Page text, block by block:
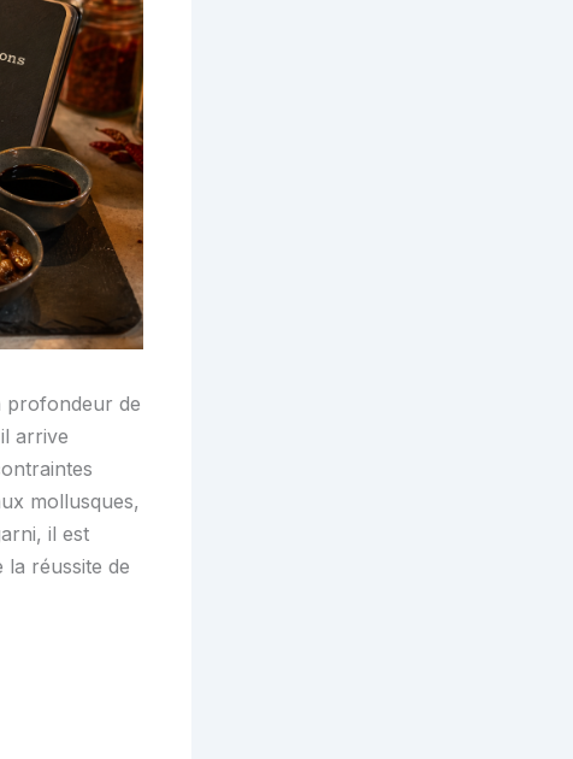
profondeur de
arrive
mollusques,
il est
réussite de